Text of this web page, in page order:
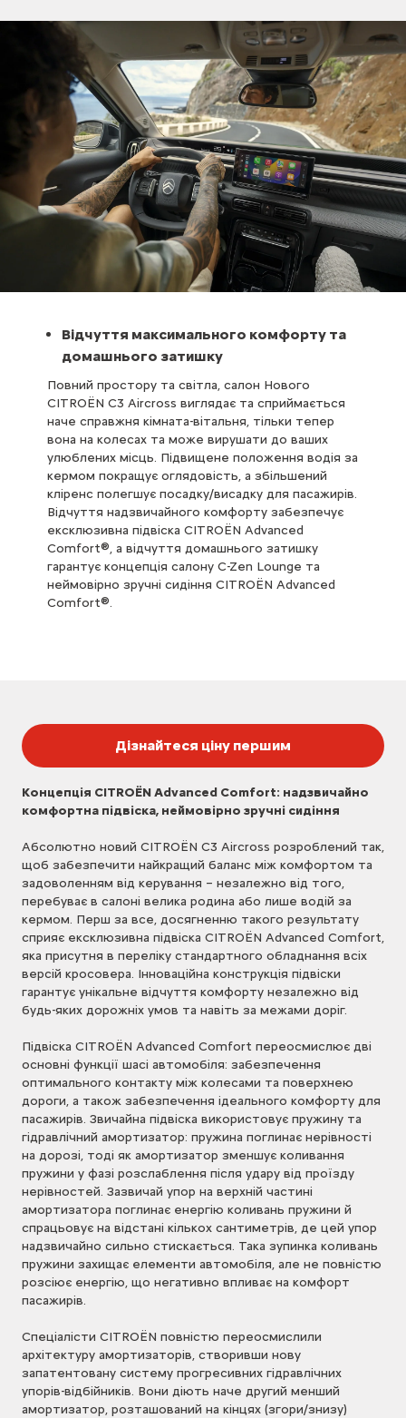
Відчуття максимального комфорту та
домашнього затишку
Повний простору та світла, салон Нового
CITROЁN C3 Aircross виглядає та сприймається
наче справжня кімната-вітальня, тільки тепер
вона на колесах та може вирушати до ваших
улюблених місць. Підвищене положення водія за
кермом покращує оглядовість, а збільшений
кліренс полегшує посадку/висадку для пасажирів.
Відчуття надзвичайного комфорту забезпечує
ексклюзивна підвіска CITROЁN Advanced
Comfort®, а відчуття домашнього затишку
гарантує концепція салону C-Zen Lounge та
неймовірно зручні сидіння CITROЁN Advanced
Comfort®.
Дізнайтеся ціну першим
Концепція CITROЁN Advanced Comfort: надзвичайно
комфортна підвіска, неймовірно зручні сидіння
Абсолютно новий CITROЁN C3 Aircross розроблений так,
щоб забезпечити найкращий баланс між комфортом та
задоволенням від керування – незалежно від того,
перебуває в салоні велика родина або лише водій за
кермом. Перш за все, досягненню такого результату
сприяє ексклюзивна підвіска CITROЁN Advanced Comfort,
яка присутня в переліку стандартного обладнання всіх
версій кросовера. Інноваційна конструкція підвіски
гарантує унікальне відчуття комфорту незалежно від
будь-яких дорожніх умов та навіть за межами доріг.
Підвіска CITROЁN Advanced Comfort переосмислює дві
основні функції шасі автомобіля: забезпечення
оптимального контакту між колесами та поверхнею
дороги, а також забезпечення ідеального комфорту для
пасажирів. Звичайна підвіска використовує пружину та
гідравлічний амортизатор: пружина поглинає нерівності
на дорозі, тоді як амортизатор зменшує коливання
пружини у фазі розслаблення після удару від проїзду
нерівностей. Зазвичай упор на верхній частині
амортизатора поглинає енергію коливань пружини й
спрацьовує на відстані кількох сантиметрів, де цей упор
надзвичайно сильно стискається. Така зупинка коливань
пружини захищає елементи автомобіля, але не повністю
розсіює енергію, що негативно впливає на комфорт
пасажирів.
Спеціалісти CITROЁN повністю переосмислили
архітектуру амортизаторів, створивши нову
запатентовану систему прогресивних гідравлічних
упорів-відбійників. Вони діють наче другий менший
амортизатор, розташований на кінцях (згори/знизу)